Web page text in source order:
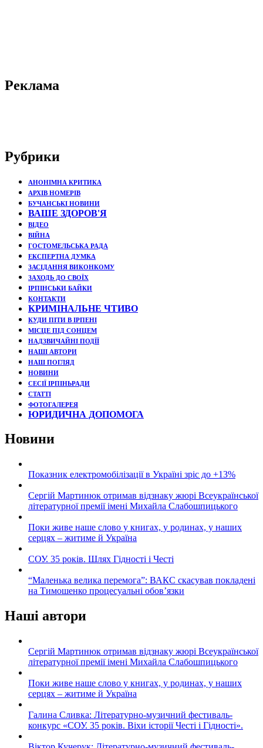
Реклама
Рубрики
АНОНІМНА КРИТИКА
АРХІВ НОМЕРІВ
БУЧАНСЬКІ НОВИНИ
ВАШЕ ЗДОРОВ'Я
ВІДЕО
ВІЙНА
ГОСТОМЕЛЬСЬКА РАДА
ЕКСПЕРТНА ДУМКА
ЗАСІДАННЯ ВИКОНКОМУ
ЗАХОДЬ ДО СВОЇХ
ІРПІНСЬКИ БАЙКИ
КОНТАКТИ
КРИМІНАЛЬНЕ ЧТИВО
КУДИ ПІТИ В ІРПЕНІ
МІСЦЕ ПІД СОНЦЕМ
НАДЗВИЧАЙНІ ПОДЇЇ
НАШІ АВТОРИ
НАШ ПОГЛЯД
НОВИНИ
СЕСІЇ ІРПІНЬРАДИ
СТАТТІ
ФОТОГАЛЕРЕЯ
ЮРИДИЧНА ДОПОМОГА
Новини
Показник електромобілізації в Україні зріс до +13%
Сергій Мартинюк отримав відзнаку жюрі Всеукраїнської
літературної премії імені Михайла Слабошпицького
Поки живе наше слово у книгах, у родинах, у наших
серцях – житиме й Україна
СОУ. 35 років. Шлях Гідності і Честі
“Маленька велика перемога”: ВАКС скасував покладені
на Тимошенко процесуальні обов’язки
Наші автори
Сергій Мартинюк отримав відзнаку жюрі Всеукраїнської
літературної премії імені Михайла Слабошпицького
Поки живе наше слово у книгах, у родинах, у наших
серцях – житиме й Україна
Галина Сливка: Літературно-музичний фестиваль-
конкурс «СОУ. 35 років. Віхи історії Честі і Гідності».